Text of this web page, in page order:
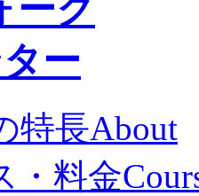
特長About
・料金